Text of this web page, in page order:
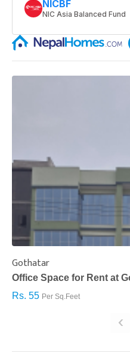
Gothatar
Office Space for Rent at
Rs. 55 Per Sq.Feet
‹